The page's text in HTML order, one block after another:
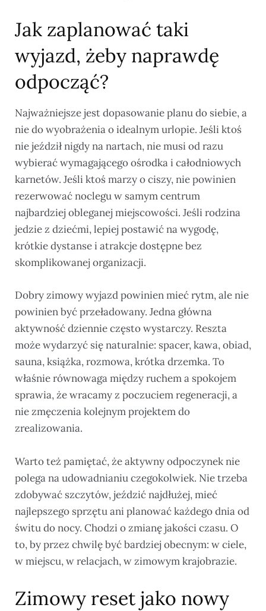
Jak zaplanować taki
wyjazd, żeby naprawdę
odpocząć?
Najważniejsze jest dopasowanie planu do siebie, a
nie do wyobrażenia o idealnym urlopie. Jeśli ktoś
nie jeździł nigdy na nartach, nie musi od razu
wybierać wymagającego ośrodka i całodniowych
karnetów. Jeśli ktoś marzy o ciszy, nie powinien
rezerwować noclegu w samym centrum
najbardziej obleganej miejscowości. Jeśli rodzina
jedzie z dziećmi, lepiej postawić na wygodę,
krótkie dystanse i atrakcje dostępne bez
skomplikowanej organizacji.
Dobry zimowy wyjazd powinien mieć rytm, ale nie
powinien być przeładowany. Jedna główna
aktywność dziennie często wystarczy. Reszta
może wydarzyć się naturalnie: spacer, kawa, obiad,
sauna, książka, rozmowa, krótka drzemka. To
właśnie równowaga między ruchem a spokojem
sprawia, że wracamy z poczuciem regeneracji, a
nie zmęczenia kolejnym projektem do
zrealizowania.
Warto też pamiętać, że aktywny odpoczynek nie
polega na udowadnianiu czegokolwiek. Nie trzeba
zdobywać szczytów, jeździć najdłużej, mieć
najlepszego sprzętu ani planować każdego dnia od
świtu do nocy. Chodzi o zmianę jakości czasu. O
to, by przez chwilę być bardziej obecnym: w ciele,
w miejscu, w relacjach, w zimowym krajobrazie.
Zimowy reset jako nowy